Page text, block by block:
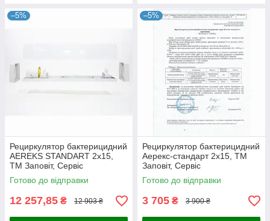
–5%
Рециркулятор бактерицидний
AEREKS STANDART 2x15,
ТМ Заповіт, Сервіс
Готово до відправки
12 257,85 ₴ 12 903 ₴
–5%
Рециркулятор бактерицидний
Аерекс-стандарт 2x15, ТМ
Заповіт, Сервіс
Готово до відправки
3 705 ₴ 3 900 ₴